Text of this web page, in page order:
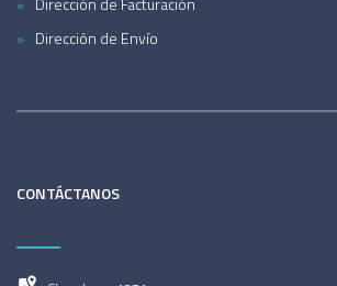
Dirección de Envío
CONTÁCTANOS